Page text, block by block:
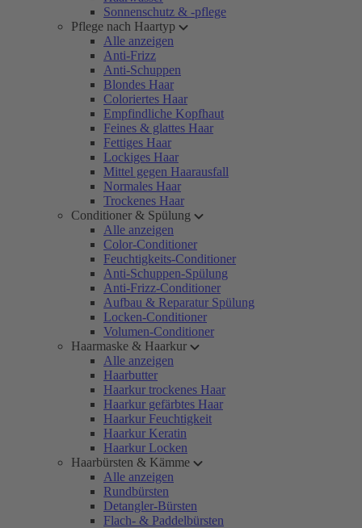
Sonnenschutz & -pflege
Pflege nach Haartyp
Alle anzeigen
Anti-Frizz
Anti-Schuppen
Blondes Haar
Coloriertes Haar
Empfindliche Kopfhaut
Feines & glattes Haar
Fettiges Haar
Lockiges Haar
Mittel gegen Haarausfall
Normales Haar
Trockenes Haar
Conditioner & Spülung
Alle anzeigen
Color-Conditioner
Feuchtigkeits-Conditioner
Anti-Schuppen-Spülung
Anti-Frizz-Conditioner
Aufbau & Reparatur Spülung
Locken-Conditioner
Volumen-Conditioner
Haarmaske & Haarkur
Alle anzeigen
Haarbutter
Haarkur trockenes Haar
Haarkur gefärbtes Haar
Haarkur Feuchtigkeit
Haarkur Keratin
Haarkur Locken
Haarbürsten & Kämme
Alle anzeigen
Rundbürsten
Detangler-Bürsten
Flach- & Paddelbürsten